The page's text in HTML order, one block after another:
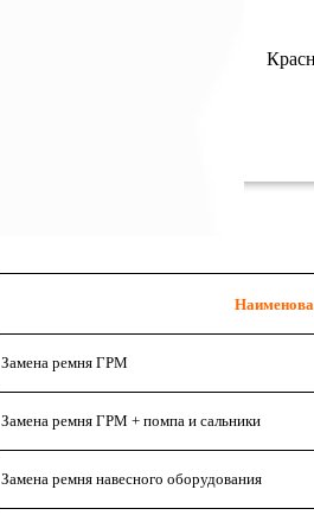
Замена ремня ГРМ
Замена ремня ГРМ + помпа и сальники
Замена ремня навесного оборудования